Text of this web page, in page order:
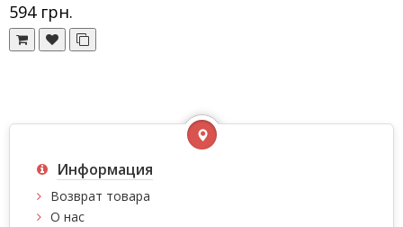
594 грн.
Информация
Возврат товара
О нас